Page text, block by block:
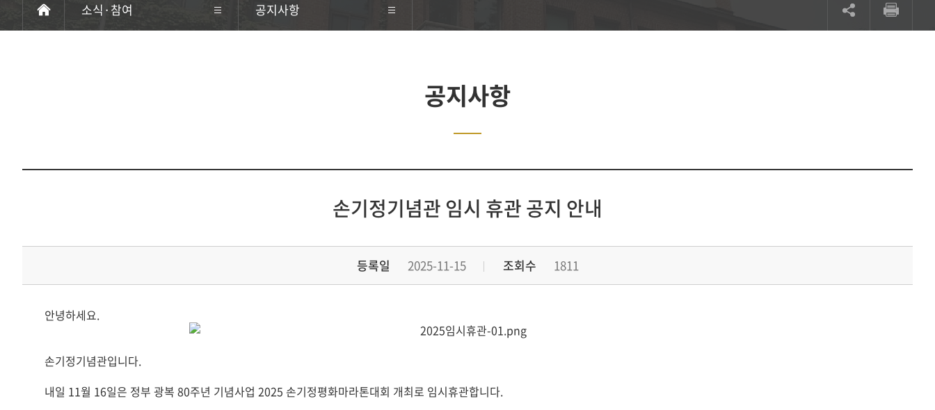
소식·참여 공지사항
공지사항
손기정기념관 임시 휴관 공지 안내
등록일 2025-11-15 조회수 1811
안녕하세요.
손기정기념관입니다.
내일 11월 16일은 정부 광복 80주년 기념사업 2025 손기정평화마라톤대회 개최로 임시휴관합니다.